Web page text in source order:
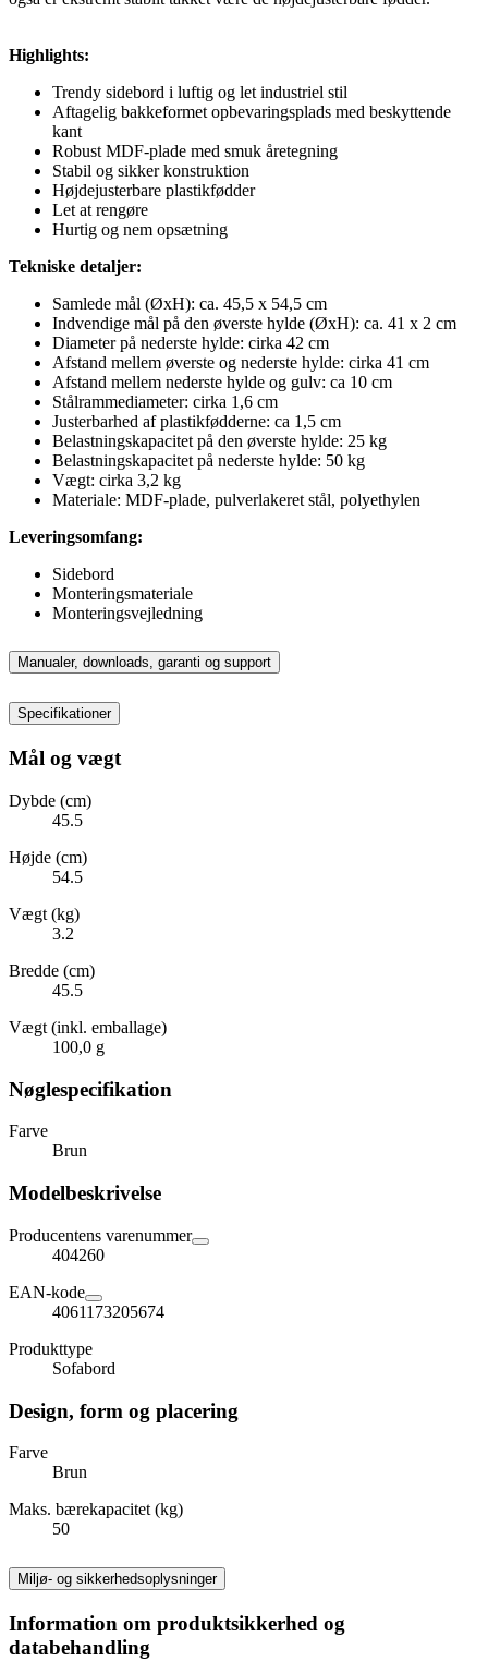
Highlights:
Trendy sidebord i luftig og let industriel stil
Aftagelig bakkeformet opbevaringsplads med beskyttende
kant
Robust MDF-plade med smuk åretegning
Stabil og sikker konstruktion
Højdejusterbare plastikfødder
Let at rengøre
Hurtig og nem opsætning
Tekniske detaljer:
Samlede mål (ØxH): ca. 45,5 x 54,5 cm
Indvendige mål på den øverste hylde (ØxH): ca. 41 x 2 cm
Diameter på nederste hylde: cirka 42 cm
Afstand mellem øverste og nederste hylde: cirka 41 cm
Afstand mellem nederste hylde og gulv: ca 10 cm
Stålrammediameter: cirka 1,6 cm
Justerbarhed af plastikfødderne: ca 1,5 cm
Belastningskapacitet på den øverste hylde: 25 kg
Belastningskapacitet på nederste hylde: 50 kg
Vægt: cirka 3,2 kg
Materiale: MDF-plade, pulverlakeret stål, polyethylen
Leveringsomfang:
Sidebord
Monteringsmateriale
Monteringsvejledning
Manualer, downloads, garanti og support
Specifikationer
Mål og vægt
Dybde (cm)
45.5
Højde (cm)
54.5
Vægt (kg)
3.2
Bredde (cm)
45.5
Vægt (inkl. emballage)
100,0 g
Nøglespecifikation
Farve
Brun
Modelbeskrivelse
Producentens varenummer
404260
EAN-kode
4061173205674
Produkttype
Sofabord
Design, form og placering
Farve
Brun
Maks. bærekapacitet (kg)
50
Miljø- og sikkerhedsoplysninger
Information om produktsikkerhed og
databehandling